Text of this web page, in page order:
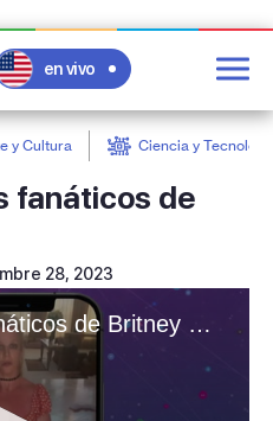
en vivo
y Cultura Ciencia y
fanáticos de
28, 2023
Preocupados los fanáticos de Britney Spears